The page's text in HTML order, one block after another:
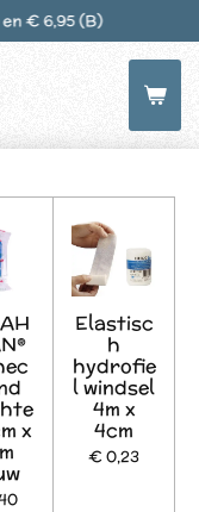
€ 6,95 (B)
x
Elastisc
h
hydrofie
l windsel
4m x
4cm
€ 0,23